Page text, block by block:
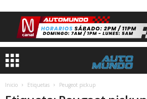
Inicio Etiquetas Peugeot pickup